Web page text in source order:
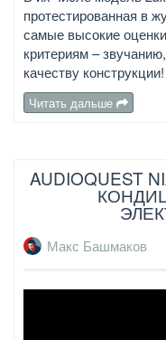
протестированная в
самые высокие
критериям –
качеству конструкции!
Читать дальше
AUDIOQUEST
Макс Башмаков